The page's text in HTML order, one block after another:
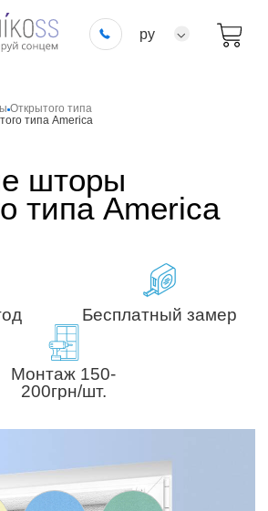
ру
Открытого типа
типа America
шторы
типа America
Бесплатный замер
Монтаж 150-
200грн/шт.